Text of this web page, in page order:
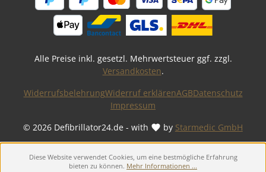
Alle Preise inkl. gesetzl. Mehrwertsteuer ggf. zzgl.
Versandkosten.
© 2026 Defibrillator24.de - with by Starmedic GmbH
WiderrufsbelehrungWiderruf erklärenAGBDatenschutz
Impressum
Diese Website verwendet Cookies, um eine bestmögliche Erfahrung
bieten zu können. Mehr Informationen ...